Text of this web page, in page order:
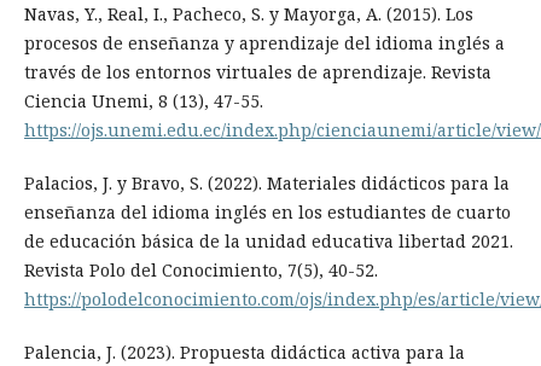
Navas, Y., Real, I., Pacheco, S. y Mayorga, A. (2015). Los
procesos de enseñanza y aprendizaje del idioma inglés a
través de los entornos virtuales de aprendizaje. Revista
Ciencia Unemi, 8 (13), 47-55.
https://ojs.unemi.edu.ec/index.php/cienciaunemi/article/
Palacios, J. y Bravo, S. (2022). Materiales didácticos para la
enseñanza del idioma inglés en los estudiantes de cuarto
de educación básica de la unidad educativa libertad 2021.
Revista Polo del Conocimiento, 7(5), 40-52.
https://polodelconocimiento.com/ojs/index.php/es/article/
Palencia, J. (2023). Propuesta didáctica activa para la